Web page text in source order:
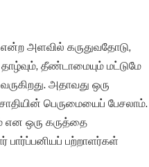
அளவில் கருதுவதோடு,
தீண்டாமையும் மட்டுமே
அதாவது ஒரு
பெருமையைப் பேசலாம்.
ஒரு கருத்தை
பார்ப்பனியப் பற்றாளர்கள்